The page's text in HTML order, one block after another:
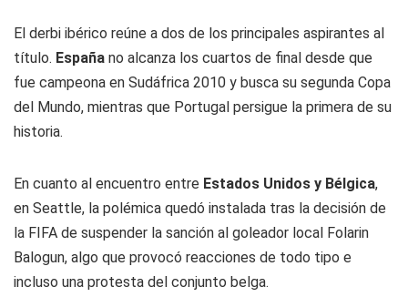
El derbi ibérico reúne a dos de los principales aspirantes al
título. España no alcanza los cuartos de final desde que
fue campeona en Sudáfrica 2010 y busca su segunda Copa
del Mundo, mientras que Portugal persigue la primera de su
historia.
En cuanto al encuentro entre Estados Unidos y Bélgica,
en Seattle, la polémica quedó instalada tras la decisión de
la FIFA de suspender la sanción al goleador local Folarin
Balogun, algo que provocó reacciones de todo tipo e
incluso una protesta del conjunto belga.